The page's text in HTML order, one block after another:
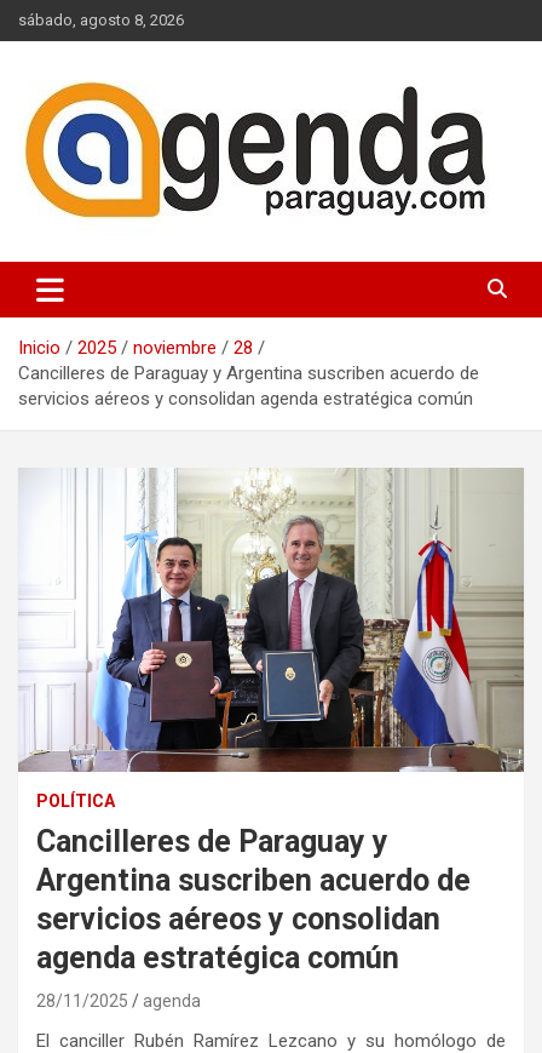
Saltar
al
sábado, agosto 8, 2026
Agenda Paraguay
Inicio 2025 noviembre
28
Cancilleres de Paraguay y Argentina suscriben acuerdo de
servicios aéreos y consolidan agenda estratégica común
POLÍTICA
Cancilleres de Paraguay y
Argentina suscriben acuerdo de
servicios aéreos y consolidan
agenda estratégica común
28/11/2025 agenda
El canciller Rubén Ramírez Lezcano y su homólogo de